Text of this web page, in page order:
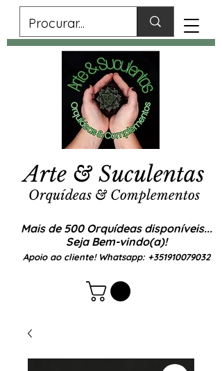
Mais de 500 Orquídeas disponíveis...
Seja Bem-vindo(a)!
Apoio ao cliente! Whatsapp: +351910079032
Arte & Suculentas
Orquídeas & Complementos